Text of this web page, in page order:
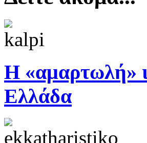
Η «αμαρτωλή»
Ελλάδα